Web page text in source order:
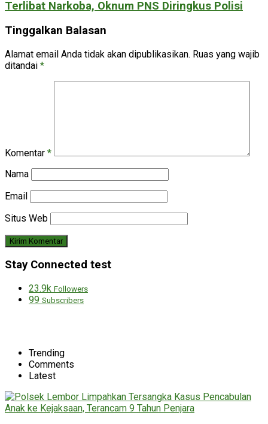
Terlibat Narkoba, Oknum PNS Diringkus Polisi
Tinggalkan Balasan
Alamat email Anda tidak akan dipublikasikan. Ruas yang wajib
ditandai *
Komentar *
Nama
Email
Situs Web
Stay Connected test
23.9k Followers
99 Subscribers
Trending
Comments
Latest